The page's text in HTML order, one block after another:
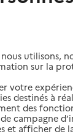
8
utilisons,
sur la
votre
destinés à
des
campagne
et afficher de